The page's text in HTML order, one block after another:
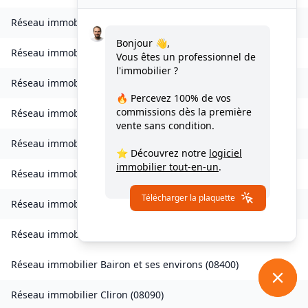
Réseau immobilier
Réseau immobilier Brévilly( 08140)
Réseau immobilier
Réseau immobilier Chagny(08430)
Réseau immobilier
Réseau immobilier Chardeny(08400)
Réseau immobilier Chatel-Chéhéry(08250)
Réseau immobilier
Réseau immobilier Bairon et ses environs (08400)
Réseau immobilier Cliron (08090)
Bonjour 👋,
Vous êtes un professionnel de
l'immobilier ?
🔥 Percevez 100% de vos
commissions dès la première
vente sans condition.
⭐ Découvrez notre logiciel
immobilier tout-en-un.
Télécharger la plaquette